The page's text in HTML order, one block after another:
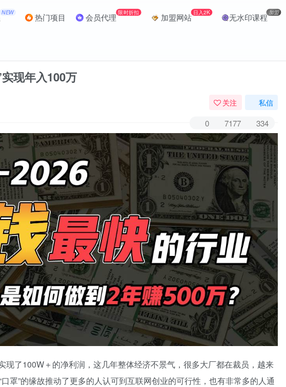
NEW 热门项目 会员代理 限时折扣 加盟网站 日入2K 无水印课程 加盟
现年入100万
关注 私信
0 7177 334
现了100W＋的净利润，这几年整体经济不景气，很多大厂都在裁员，越来
罩”的缘故推动了更多的人认可到互联网创业的可行性，也有非常多的人通